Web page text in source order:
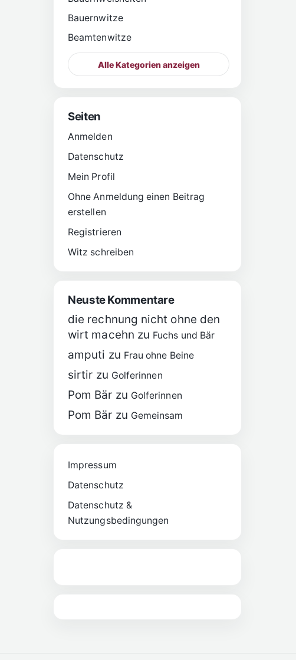
Bauernwitze
Beamtenwitze
Alle Kategorien anzeigen
Seiten
Anmelden
Datenschutz
Mein Profil
Ohne Anmeldung einen Beitrag
erstellen
Registrieren
Witz schreiben
Neuste Kommentare
die rechnung nicht ohne den
wirt macehn zu Fuchs und Bär
amputi zu Frau ohne Beine
sirtir zu Golferinnen
Pom Bär zu Golferinnen
Pom Bär zu Gemeinsam
Impressum
Datenschutz
Datenschutz &
Nutzungsbedingungen